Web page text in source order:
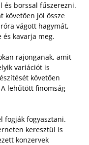
és borssal fűszerezni.
követően jól össze
vágott hagymát,
kavarja meg.
rajonganak, amit
variációt is
követően
lehűtött finomság
fogják fogyasztani.
keresztül is
konzervek